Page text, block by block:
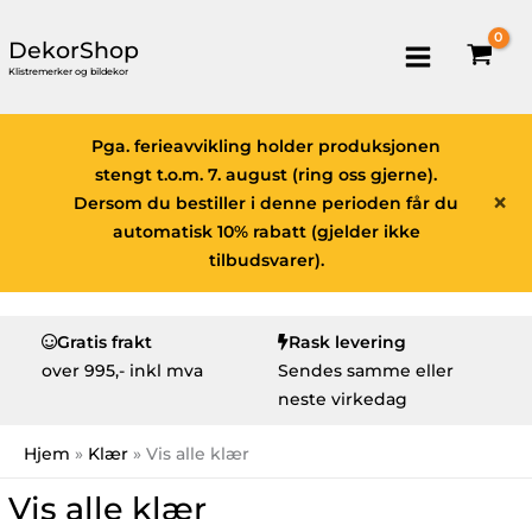
DekorShop
Klistremerker og bildekor
×
Pga. ferieavvikling holder produksjonen
stengt t.o.m. 7. august (ring oss gjerne).
Dersom du bestiller i denne perioden får du
automatisk 10% rabatt (gjelder ikke
tilbudsvarer).
Gratis frakt
over 995,- inkl mva
Rask levering
Sendes samme eller
neste virkedag
Hjem Klær Vis alle klær
Vis alle klær